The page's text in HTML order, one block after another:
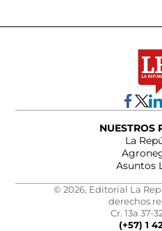
NUESTROS
La
Asuntos
© 2026, Editorial La
derechos
Cr. 13a 37-
(+57) 1